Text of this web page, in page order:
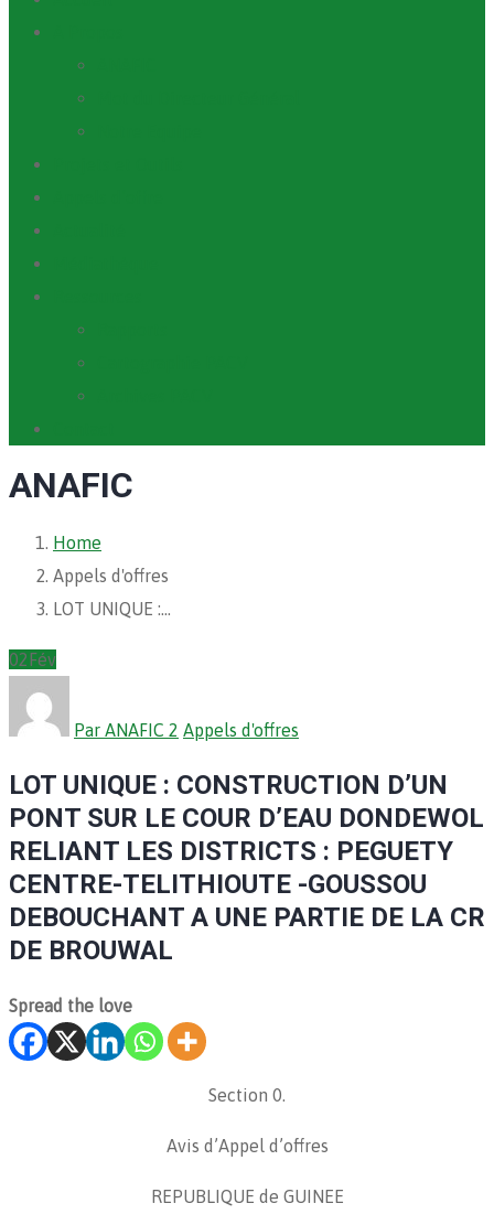
ANAFIC
Home
Appels d'offres
LOT UNIQUE :…
02Fév
Par ANAFIC 2 Appels d'offres
LOT UNIQUE : CONSTRUCTION D’UN
PONT SUR LE COUR D’EAU DONDEWOL
RELIANT LES DISTRICTS : PEGUETY
CENTRE-TELITHIOUTE -GOUSSOU
DEBOUCHANT A UNE PARTIE DE LA CR
DE BROUWAL
Spread the love
Section 0.
Avis d’Appel d’offres
REPUBLIQUE de GUINEE